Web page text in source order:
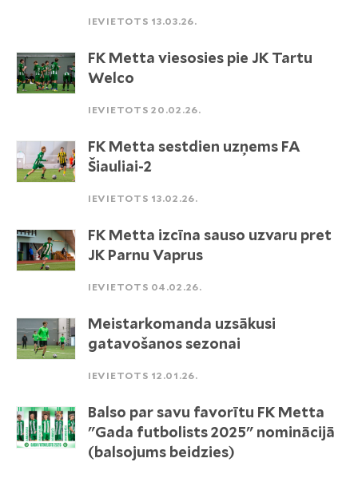
IEVIETOTS 13.03.26.
FK Metta viesosies pie JK Tartu
Welco
IEVIETOTS 20.02.26.
FK Metta sestdien uzņems FA
Šiauliai-2
IEVIETOTS 13.02.26.
FK Metta izcīna sauso uzvaru pret
JK Parnu Vaprus
IEVIETOTS 04.02.26.
Meistarkomanda uzsākusi
gatavošanos sezonai
IEVIETOTS 12.01.26.
Balso par savu favorītu FK Metta
"Gada futbolists 2025" nominācijā
(balsojums beidzies)